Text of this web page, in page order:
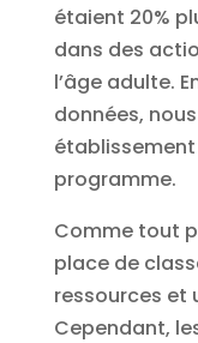
étaient 20%
dans des
l’âge adulte.
données,
programme.
Comme tout
place de
ressources et
Cependant,